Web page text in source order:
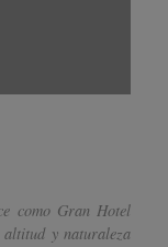
como Gran Hotel
y naturaleza